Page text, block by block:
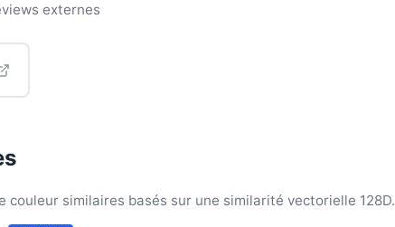
externes
couleur similaires basés sur une similarité vectorielle 128D.